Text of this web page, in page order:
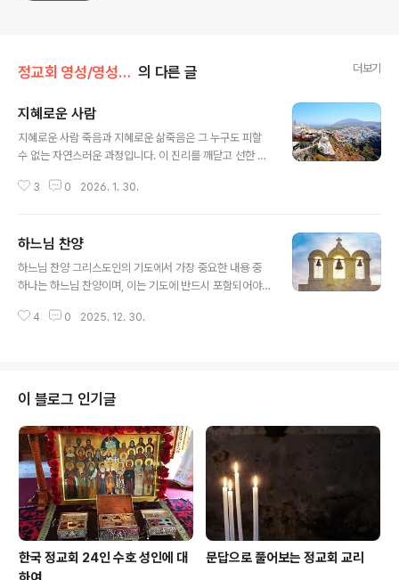
정교회 영성/영성의 샘터 의 다른 글 더보기
지혜로운 사람
지혜로운 사람 죽음과 지혜로운 삶죽음은 그 누구도 피할
수 없는 자연스러운 과정입니다. 이 진리를 깨닫고 선한 삶
할 때 두려움이나 슬픔, 번민 없이 평안을 얻습니다. 이는
새기고 있기 때문입니다. 믿음에 대한 분별 있는 태도선한
삶과 굳건한 믿음에 대한 이야기는 아무에게나 할 것이 아
닙니다. 지혜롭지 못한 이들에게는 그저 우스꽝스러운 이
를 진정으로 이해하고 귀 기울이는 사람을 찾기란 쉽지 않
3 0 2026. 1. 30.
하느님 찬양
하느님 찬양 그리스도인의 기도에서 가장 중요한 내용 중
하나는 하느님 찬양이며, 이는 기도에 반드시 포함되어야
중요한 의무 중 하나이기도 합니다. 하느님을 찬양하는 이
영원히 살 수 있도록 해 주신 분입니다.아버지로서 우리의
삶을 애정 가득히 지켜보시며 자상하게 보살펴 주시기 때
문입니다.우리가 청원하는 모든 육적·영적 청원을 들으시
고, 그 요청을 구원을 위한 유익한 방향으로 들어주시기 때
문입니다.무엇보다 중요한 것은, 우리를 영원한 형벌에서
구하시기 위해 독생자이신 주 예수 그리스도를 보내시어..
4 0 2025. 12. 30.
이 블로그 인기글
한국 정교회 24인 수호 성인에 대
문답으로 풀어보는 정교회 교리